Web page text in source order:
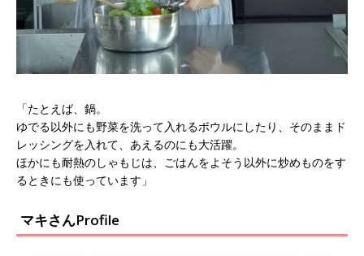
「たとえば、鍋。
ゆでる以外にも野菜を洗って入れるボウルにしたり、そのままド
レッシングを入れて、あえるのにも大活躍。
ほかにも耐熱のしゃもじは、ごはんをよそう以外に炒めものをす
るときにも使っています」
マキさんProfile